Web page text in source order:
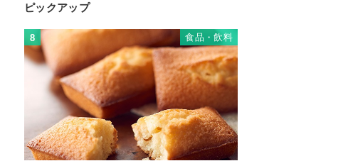
ピックアップ
8 食品・飲料